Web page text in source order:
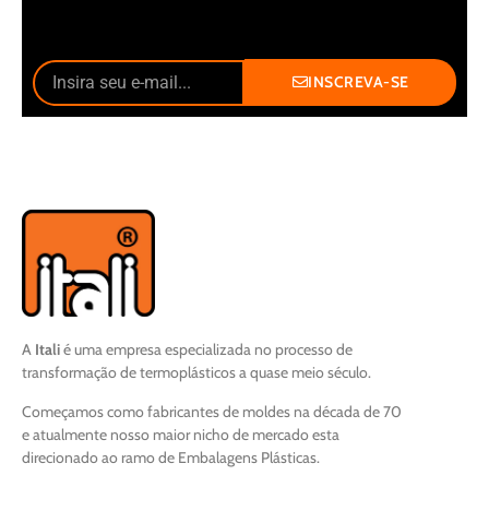
INSCREVA-SE
A Italié uma empresa especializada no processo de
transformação de termoplásticos a quase meio século.
Começamos como fabricantes de moldes na década de 70
e atualmente nosso maior nicho de mercado esta
direcionado ao ramo de Embalagens Plásticas.